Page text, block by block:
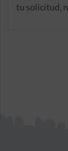
tu solicitud,